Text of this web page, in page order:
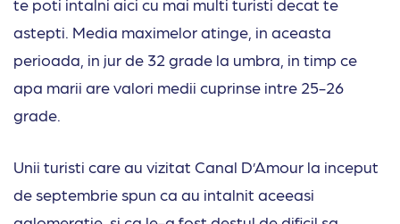
te poti intalni aici cu mai multi turisti decat te
astepti. Media maximelor atinge, in aceasta
perioada, in jur de 32 grade la umbra, in timp ce
apa marii are valori medii cuprinse intre 25-26
grade.
Unii turisti care au vizitat Canal D’Amour la inceput
de septembrie spun ca au intalnit aceeasi